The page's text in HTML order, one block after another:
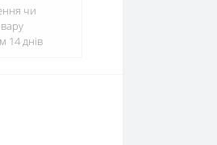
чи
14 днів